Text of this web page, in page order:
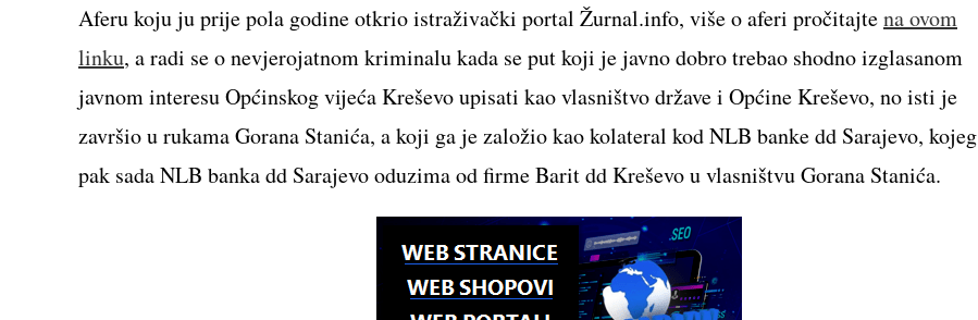
Aferu koju ju prije pola godine otkrio istraživački portal Žurnal.info, više o aferi pročitajtena ovom
linku, a radi se o nevjerojatnom kriminalu kada se put koji je javno dobro trebao shodno izglasanom
javnom interesu Općinskog vijeća Kreševo upisati kao vlasništvo države i Općine Kreševo, no isti je
završio u rukama Gorana Stanića, a koji ga je založio kao kolateral kod NLB banke dd Sarajevo, kojeg
pak sada NLB banka dd Sarajevo oduzima od firme Barit dd Kreševo u vlasništvu Gorana Stanića.